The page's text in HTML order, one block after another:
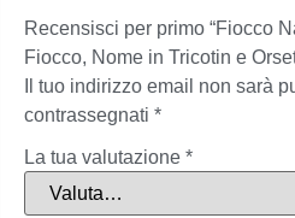
Recensisci per primo “Fiocco
Fiocco, Nome in Tricotin e
Il tuo indirizzo email non sarà
contrassegnati *
La tua valutazione *